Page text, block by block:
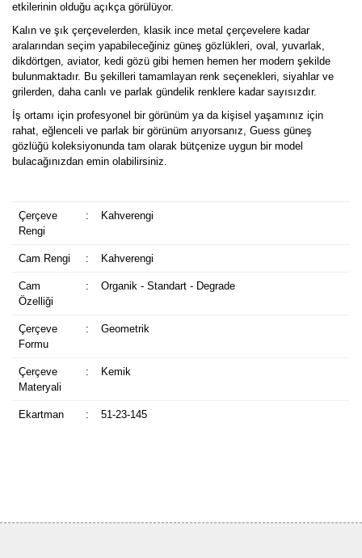
etkilerinin olduğu açıkça görülüyor.
Kalın ve şık çerçevelerden, klasik ince metal çerçevelere kadar
aralarından seçim yapabileceğiniz güneş gözlükleri, oval, yuvarlak,
dikdörtgen, aviator, kedi gözü gibi hemen hemen her modern şekilde
bulunmaktadır. Bu şekilleri tamamlayan renk seçenekleri, siyahlar ve
grilerden, daha canlı ve parlak gündelik renklere kadar sayısızdır.
İş ortamı için profesyonel bir görünüm ya da kişisel yaşamınız için
rahat, eğlenceli ve parlak bir görünüm arıyorsanız, Guess güneş
gözlüğü koleksiyonunda tam olarak bütçenize uygun bir model
bulacağınızdan emin olabilirsiniz.
Çerçeve
Rengi
: Kahverengi
Cam Rengi : Kahverengi
Cam
Özelliği
: Organik - Standart - Degrade
Çerçeve
Formu
: Geometrik
Çerçeve
Materyali
: Kemik
Ekartman : 51-23-145